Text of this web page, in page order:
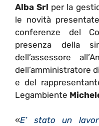
Alba Srl per la
le novità
conferenze del
presenza della
dell’assessore
dell’amministratore
e del
Legambiente
«E’ stato un